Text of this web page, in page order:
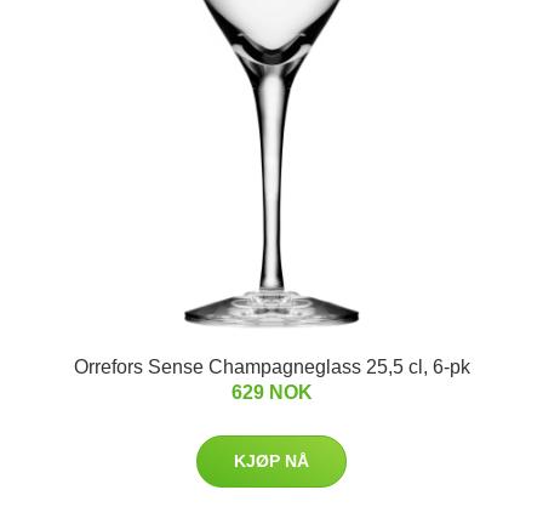
Orrefors Sense Champagneglass 25,5 cl, 6-pk
629 NOK
KJØP NÅ